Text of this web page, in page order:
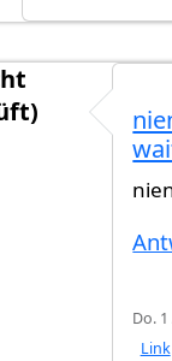
Einbürgerung
Do.
Link